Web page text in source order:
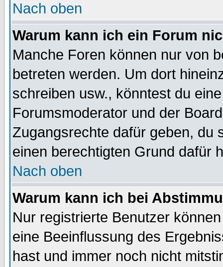
Nach oben
Warum kann ich ein Forum
Manche Foren können nur von
betreten werden. Um dort
schreiben usw., könntest du
Forumsmoderator und der
Zugangsrechte dafür geben, du
einen berechtigten Grund dafür
Nach oben
Warum kann ich bei
Nur registrierte Benutzer
eine Beeinflussung des
hast und immer noch nicht